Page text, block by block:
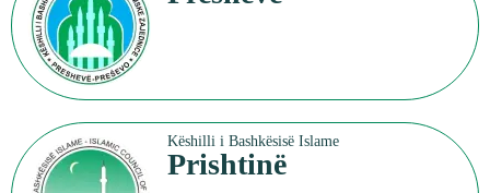
Këshilli i Bashkësisë Islame
Prishtinë